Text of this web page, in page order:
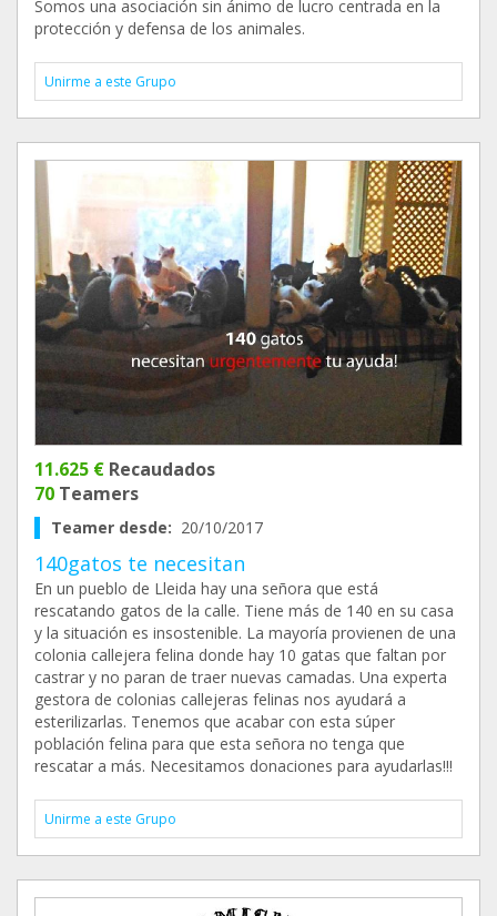
Somos una asociación sin ánimo de lucro centrada en la
protección y defensa de los animales.
Unirme a este Grupo
11.625 € Recaudados
70 Teamers
Teamer desde: 20/10/2017
140gatos te necesitan
En un pueblo de Lleida hay una señora que está
rescatando gatos de la calle. Tiene más de 140 en su casa
y la situación es insostenible. La mayoría provienen de una
colonia callejera felina donde hay 10 gatas que faltan por
castrar y no paran de traer nuevas camadas. Una experta
gestora de colonias callejeras felinas nos ayudará a
esterilizarlas. Tenemos que acabar con esta súper
población felina para que esta señora no tenga que
rescatar a más. Necesitamos donaciones para ayudarlas!!!
Unirme a este Grupo